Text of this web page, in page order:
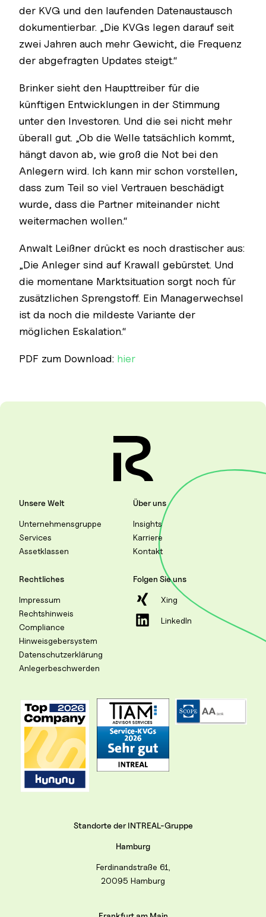
der KVG und den laufenden Datenaustausch
dokumentierbar. „Die KVGs legen darauf seit
zwei Jahren auch mehr Gewicht, die Frequenz
der abgefragten Updates steigt.“
Brinker sieht den Haupttreiber für die
künftigen Entwicklungen in der Stimmung
unter den Investoren. Und die sei nicht mehr
überall gut. „Ob die Welle tatsächlich kommt,
hängt davon ab, wie groß die Not bei den
Anlegern wird. Ich kann mir schon vorstellen,
dass zum Teil so viel Vertrauen beschädigt
wurde, dass die Partner miteinander nicht
weitermachen wollen.“
Anwalt Leißner drückt es noch drastischer aus:
„Die Anleger sind auf Krawall gebürstet. Und
die momentane Marktsituation sorgt noch für
zusätzlichen Sprengstoff. Ein Managerwechsel
ist da noch die mildeste Variante der
möglichen Eskalation.“
PDF zum Download: hier
Unsere Welt
Unternehmensgruppe
Services
Assetklassen
Über uns
Insights
Karriere
Kontakt
Rechtliches
Impressum
Rechtshinweis
Compliance
Hinweisgebersystem
Datenschutzerklärung
Anlegerbeschwerden
Folgen Sie uns
Xing
LinkedIn
Standorte der INTREAL-Gruppe
Hamburg
Ferdinandstraße 61,
20095 Hamburg